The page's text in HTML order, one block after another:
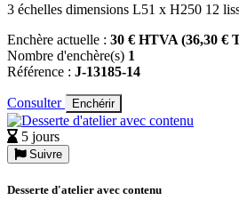
3 échelles dimensions L51 x H250 12
Enchère actuelle : 30 € HTVA (36,30 €
Nombre d'enchère(s) 1
Référence : J-13185-14
Consulter Enchérir
5 jours
Suivre
Desserte d'atelier avec contenu